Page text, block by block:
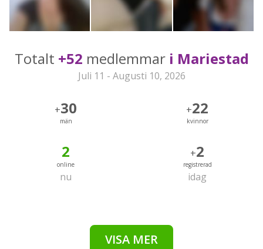
Totalt +52 medlemmar i Mariestad
Juli 11 - Augusti 10, 2026
+30
män
+22
kvinnor
2
online
nu
+2
registrerad
idag
VISA MER